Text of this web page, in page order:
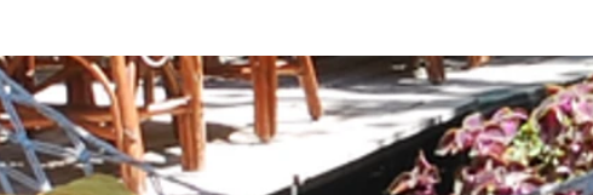
transformedarikanda_river_hotel_text